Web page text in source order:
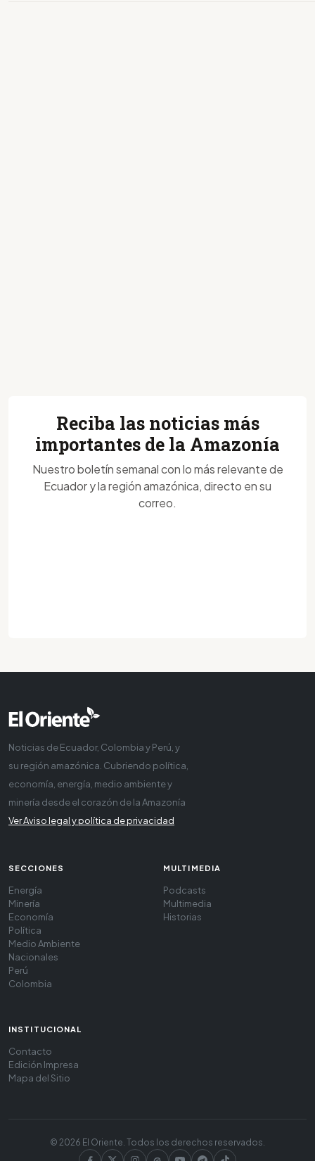
Reciba las noticias más
importantes de la Amazonía
Nuestro boletín semanal con lo más relevante de
Ecuador y la región amazónica, directo en su
correo.
Noticias de Ecuador, Colombia y Perú, y
su región amazónica. Cubriendo política,
economía, energía, medio ambiente y
minería desde el corazón de la Amazonía
Ver Aviso legal y política de privacidad
SECCIONES
Energía
Minería
Economía
Política
Medio Ambiente
Nacionales
Perú
Colombia
MULTIMEDIA
Podcasts
Multimedia
Historias
INSTITUCIONAL
Contacto
Edición Impresa
Mapa del Sitio
© 2026 El Oriente. Todos los derechos reservados.